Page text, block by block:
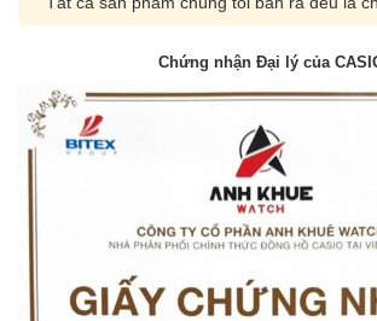
Chứng nhận Đại lý của